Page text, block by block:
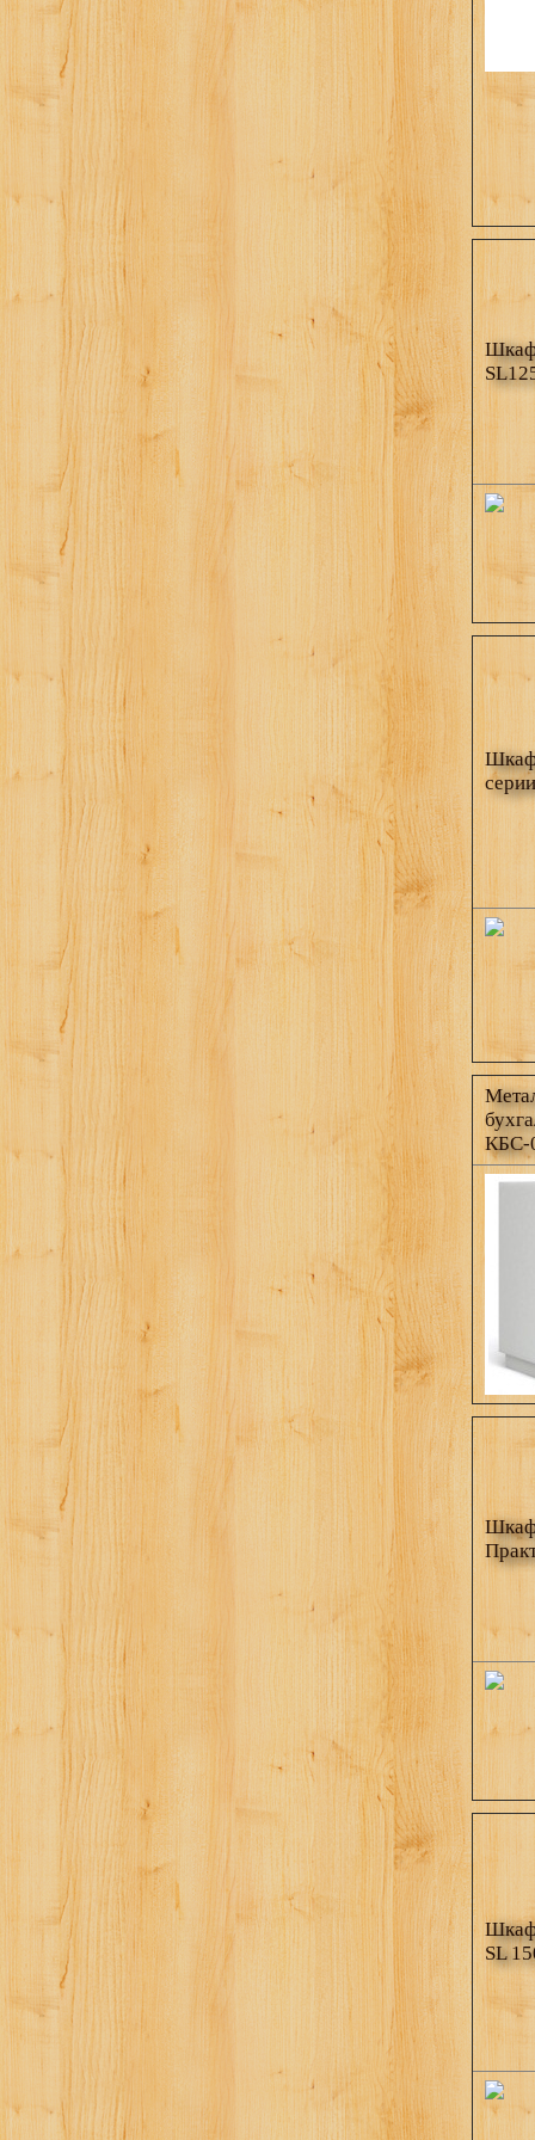
Шкаф
Шкаф
КБС-
Шкаф
Шкаф
SL